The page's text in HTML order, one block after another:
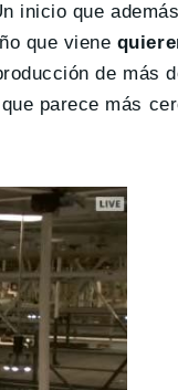
inicio que
que viene
de más
parece más